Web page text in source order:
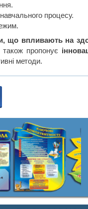
процесу.
що впливають на
також пропонує
методи.